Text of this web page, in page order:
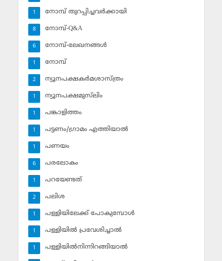
നോമ്പ് തുറപ്പിച്ചവര്‍ക്കായി
1
നോമ്പ്-Q&A
8
നോമ്പ്-ലേഖനങ്ങള്‍
6
നോമ്പ്‌
1
ന്യൂനപക്ഷകര്‍മശാസ്ത്രം
2
ന്യൂനപക്ഷമുസ്‌ലിം
1
പങ്കാളിത്തം
1
പട്ടണം/ഗ്രാമം എത്തിയാല്‍
1
പണയം
1
പരലോകം
6
പറയേണ്ടത്
1
പലിശ
2
പള്ളിയിലേക്ക് പോകുമ്പോള്‍
1
പള്ളിയില്‍ പ്രവേശിച്ചാല്‍
1
പള്ളിയില്‍നിന്നിറങ്ങിയാല്‍
1